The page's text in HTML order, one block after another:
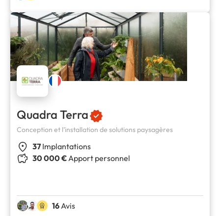
Quadra Terra
Conception et l’installation de solutions paysagères
37 Implantations
30 000 €Apport personnel
16 Avis